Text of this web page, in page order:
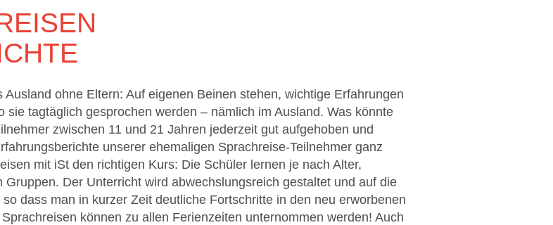
ohne Eltern: Auf eigenen Beinen stehen, wichtige Erfahrungen
tagtäglich gesprochen werden – nämlich im Ausland. Was könnte
zwischen 11 und 21 Jahren jederzeit gut aufgehoben und
unserer ehemaligen Sprachreise-Teilnehmer ganz
mit iSt den richtigen Kurs: Die Schüler lernen je nach Alter,
Der Unterricht wird abwechslungsreich gestaltet und auf die
dass man in kurzer Zeit deutliche Fortschritte in den neu erworbenen
können zu allen Ferienzeiten unternommen werden! Auch